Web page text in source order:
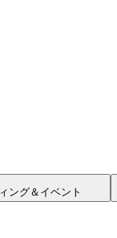
ング＆イベント